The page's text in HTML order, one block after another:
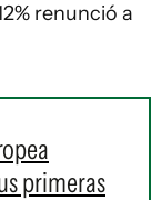
renunció a
primeras